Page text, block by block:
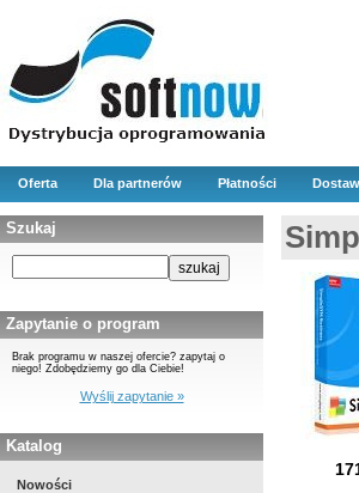
Oferta Dla partnerów Płatności
Szukaj
Zapytanie o program
Brak programu w naszej ofercie? zapytaj o
niego! Zdobędziemy go dla Ciebie!
Wyślij zapytanie »
Katalog
Nowości